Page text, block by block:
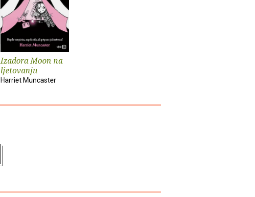
Izadora Moon na
ljetovanju
Harriet Muncaster